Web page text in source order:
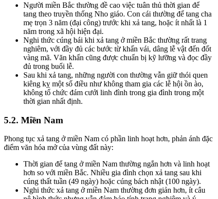
Người miền Bắc thường đề cao việc tuân thủ thời gian để
tang theo truyền thống Nho giáo. Con cái thường để tang cha
mẹ trọn 3 năm (đại công) trước khi xả tang, hoặc ít nhất là 1
năm trong xã hội hiện đại.
Nghi thức cúng bái khi xả tang ở miền Bắc thường rất trang
nghiêm, với đầy đủ các bước từ khấn vái, dâng lễ vật đến đốt
vàng mã. Văn khấn cũng được chuẩn bị kỹ lưỡng và đọc đầy
đủ trong buổi lễ.
Sau khi xả tang, những người con thường vẫn giữ thói quen
kiêng kỵ một số điều như không tham gia các lễ hội ồn ào,
không tổ chức đám cưới linh đình trong gia đình trong một
thời gian nhất định.
5.2. Miền Nam
Phong tục xả tang ở miền Nam có phần linh hoạt hơn, phản ánh đặc
điểm văn hóa mở của vùng đất này:
Thời gian để tang ở miền Nam thường ngắn hơn và linh hoạt
hơn so với miền Bắc. Nhiều gia đình chọn xả tang sau khi
cúng thất tuần (49 ngày) hoặc cúng bách nhật (100 ngày).
Nghi thức xả tang ở miền Nam thường đơn giản hơn, ít câu